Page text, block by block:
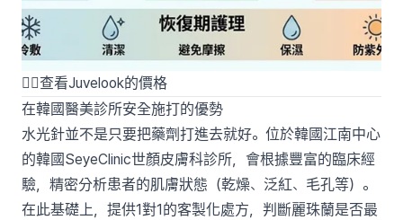
👉🏻查看Juvelook的價格
在韓國醫美診所安全施打的優勢
水光針並不是只要把藥劑打進去就好。位於韓國江南中心
的韓國SeyeClinic世顏皮膚科診所，會根據豐富的臨床經
驗，精密分析患者的肌膚狀態（乾燥、泛紅、毛孔等）。
在此基礎上，提供1對1的客製化處方，判斷麗珠蘭是否最